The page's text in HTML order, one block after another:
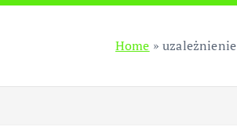
Home »uzależnienie